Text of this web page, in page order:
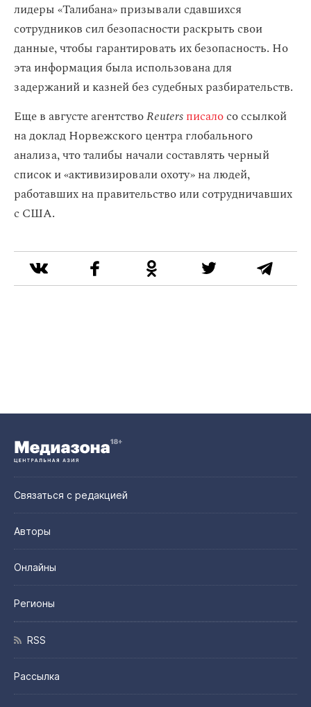
лидеры «Талибана» призывали сдавшихся
сотрудников сил безопасности раскрыть свои
данные, чтобы гарантировать их безопасность. Но
эта информация была использована для
задержаний и казней без судебных разбирательств.
Еще в августе агентствоReutersписалосо ссылкой
на доклад Норвежского центра глобального
анализа, что талибы начали составлять черный
список и «активизировали охоту» на людей,
работавших на правительство или сотрудничавших
с США.
Связаться с редакцией
Авторы
Онлайны
Регионы
RSS
Рассылка